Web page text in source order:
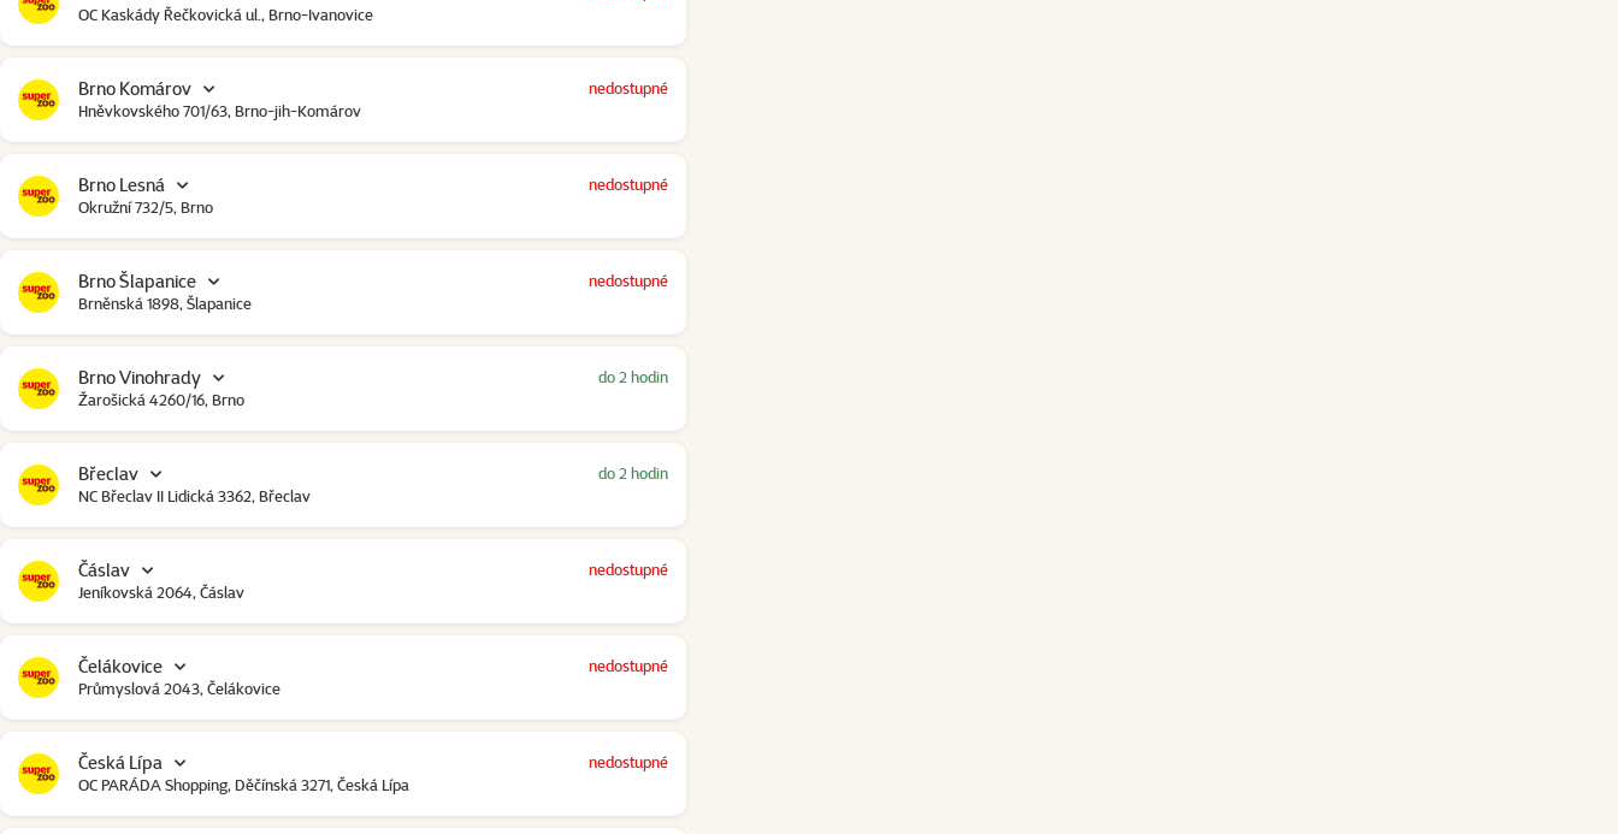
OC Kaskády Řečkovická ul., Brno-Ivanovice
Brno Komárov
Hněvkovského 701/63, Brno-jih-Komárov
nedostupné
Brno Lesná
Okružní 732/5, Brno
nedostupné
Brno Šlapanice
Brněnská 1898, Šlapanice
nedostupné
Brno Vinohrady
Žarošická 4260/16, Brno
do 2 hodin
Břeclav
NC Břeclav II Lidická 3362, Břeclav
do 2 hodin
Čáslav
Jeníkovská 2064, Čáslav
nedostupné
Čelákovice
Průmyslová 2043, Čelákovice
nedostupné
Česká Lípa
OC PARÁDA Shopping, Děčínská 3271, Česká Lípa
nedostupné